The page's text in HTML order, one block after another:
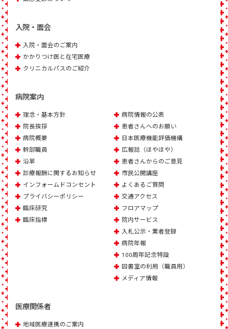
入院・面会
入院・面会のご案内
かかりつけ医と在宅医療
クリニカルパスのご紹介
病院案内
理念・基本方針
院長挨拶
病院概要
幹部職員
沿革
診療報酬に関するお知らせ
インフォームドコンセント
プライバシーポリシー
臨床研究
臨床指標
病院情報の公表
患者さんへのお願い
日本医療機能評価機構
広報誌（ほやほや）
患者さんからのご意見
市民公開講座
よくあるご質問
交通アクセス
フロアマップ
院内サービス
入札公示・業者登録
病院年報
100周年記念特設
図書室の利用（職員用）
メディア情報
医療関係者
地域医療連携のご案内